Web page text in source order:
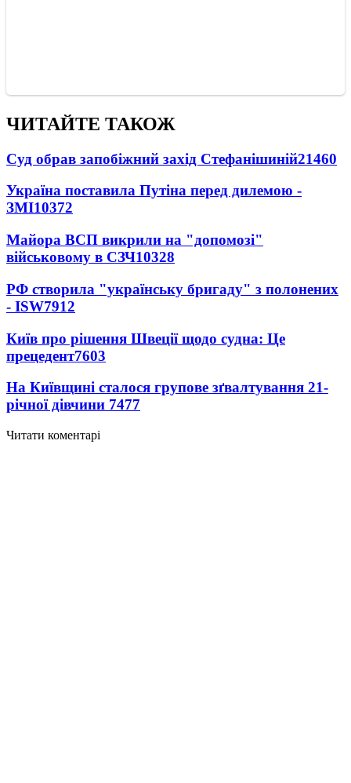
ЧИТАЙТЕ ТАКОЖ
Суд обрав запобіжний захід Стефанішиній21460
Україна поставила Путіна перед дилемою -
ЗМІ10372
Майора ВСП викрили на "допомозі"
військовому в СЗЧ10328
РФ створила "українську бригаду" з полонених
- ISW7912
Київ про рішення Швеції щодо судна: Це
прецедент7603
На Київщині сталося групове зґвалтування 21-
річної дівчини 7477
Читати коментарі